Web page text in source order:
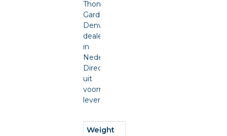
Thomas
Gardner
Denver
dealer
in
Nederland.
Direct
uit
voorraad
leverbaar.
Weight